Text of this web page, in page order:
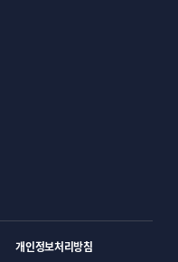
개인정보처리방침